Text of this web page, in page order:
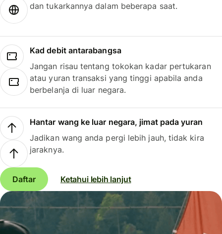
dan tukarkannya dalam beberapa saat.
Kad debit antarabangsa
Jangan risau tentang tokokan kadar pertukaran
atau yuran transaksi yang tinggi apabila anda
berbelanja di luar negara.
Hantar wang ke luar negara, jimat pada yuran
Jadikan wang anda pergi lebih jauh, tidak kira
jaraknya.
Daftar Ketahui lebih lanjut